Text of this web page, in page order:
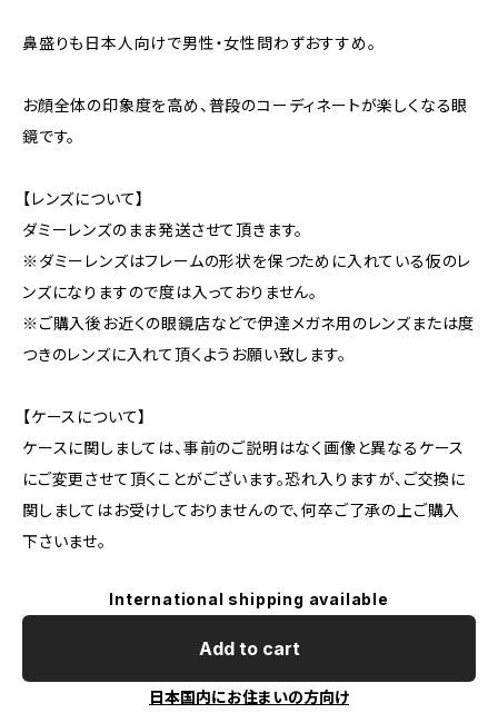
鼻盛りも日本人向けで男性・女性問わずおすすめ。
お顔全体の印象度を高め、普段のコーディネートが楽しくなる眼
鏡です。
【レンズについて】
ダミーレンズのまま発送させて頂きます。
※ダミーレンズはフレームの形状を保つために入れている仮のレ
ンズになりますので度は入っておりません。
※ご購入後お近くの眼鏡店などで伊達メガネ用のレンズまたは度
つきのレンズに入れて頂くようお願い致します。
【ケースについて】
ケースに関しましては、事前のご説明はなく画像と異なるケース
にご変更させて頂くことがございます。恐れ入りますが、ご交換に
関しましてはお受けしておりませんので、何卒ご了承の上ご購入
下さいませ。
International shipping available
Add to cart
日本国内にお住まいの方向け